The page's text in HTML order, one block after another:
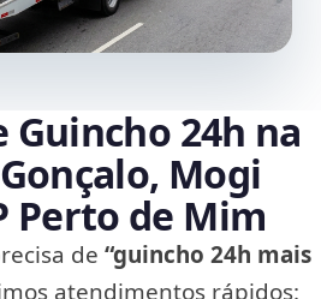
Guincho 24h na
Mogi
Perto de Mim
de “guincho 24h mais
atendimentos rápidos: